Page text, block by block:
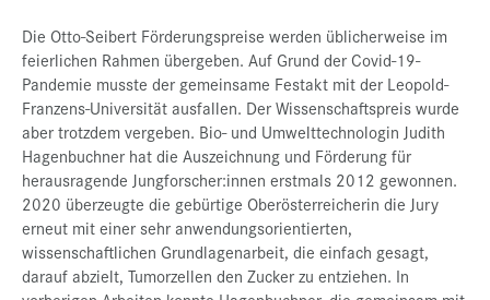
Die Otto-Seibert Förderungspreise werden üblicherweise im
feierlichen Rahmen übergeben. Auf Grund der Covid-19-
Pandemie musste der gemeinsame Festakt mit der Leopold-
Franzens-Universität ausfallen. Der Wissenschaftspreis wurde
aber trotzdem vergeben. Bio- und Umwelttechnologin Judith
Hagenbuchner hat die Auszeichnung und Förderung für
herausragende Jungforscher:innen erstmals 2012 gewonnen.
2020 überzeugte die gebürtige Oberösterreicherin die Jury
erneut mit einer sehr anwendungsorientierten,
wissenschaftlichen Grundlagenarbeit, die einfach gesagt,
darauf abzielt, Tumorzellen den Zucker zu entziehen. In